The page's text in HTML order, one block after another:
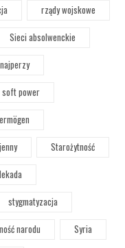
rządy wojskowe
Sieci absolwenckie
soft power
Starożytność
stygmatyzacja
narodu
Syria